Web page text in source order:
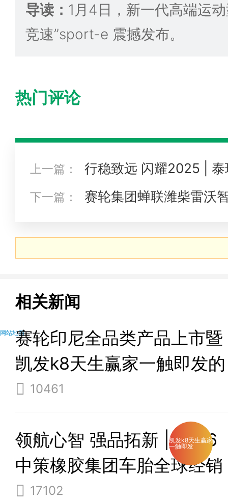
导读： 1月4日，新一代高端运
竞速”sport-e 震撼发布。
热门评论
上一篇：
行稳致远 闪耀2025 |
点
下一篇：
赛轮集团蝉联潍柴雷沃
相关新闻
赛轮印尼全品类产品上市暨
凯发k8天生赢家一触即发的
合作伙伴大会圆满举办
10461
领航心智 强品拓新 | 2026
中策橡胶集团车胎全球经销
商大会璀璨启幕
17102
凯发k8天生赢家
一触即发
网站地图